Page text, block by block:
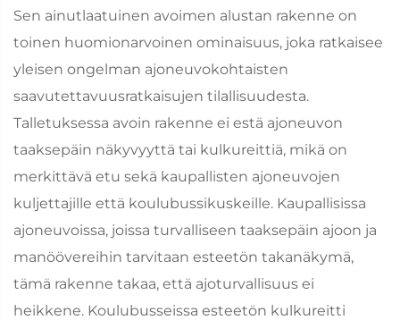
Sen ainutlaatuinen avoimen alustan rakenne on
toinen huomionarvoinen ominaisuus, joka ratkaisee
yleisen ongelman ajoneuvokohtaisten
saavutettavuusratkaisujen tilallisuudesta.
Talletuksessa avoin rakenne ei estä ajoneuvon
taaksepäin näkyvyyttä tai kulkureittiä, mikä on
merkittävä etu sekä kaupallisten ajoneuvojen
kuljettajille että koulubussikuskeille. Kaupallisissa
ajoneuvoissa, joissa turvalliseen taaksepäin ajoon ja
manöövereihin tarvitaan esteetön takanäkymä,
tämä rakenne takaa, että ajoturvallisuus ei
heikkene. Koulubusseissa esteetön kulkureitti